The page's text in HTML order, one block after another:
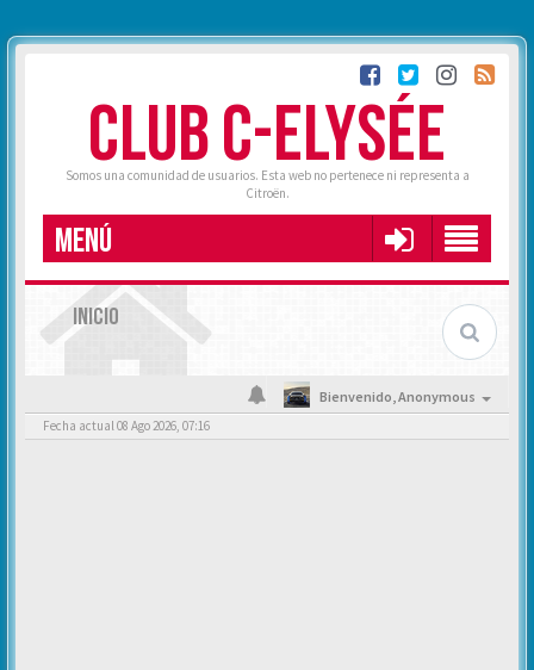
CLUB C-ELYSÉE
Somos una comunidad de usuarios. Esta web no pertenece ni representa a
Citroën.
MENÚ
INICIO
Bienvenido,Anonymous
Fecha actual 08 Ago 2026, 07:16